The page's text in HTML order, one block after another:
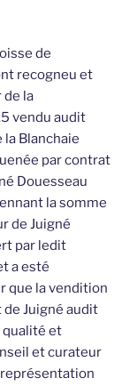
de
recogneu et
de la
vendu audit
Blanchaie
par contrat
Douesseau
la somme
de Juigné
par ledit
a esté
que la vendition
Juigné audit
qualité et
et curateur